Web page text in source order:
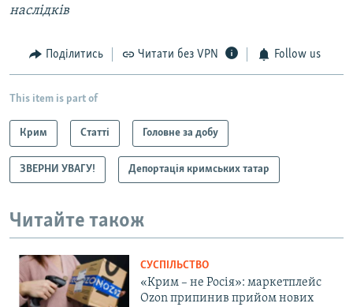
наслідків
Поділитись Читати без VPN Follow us
This item is part of
Крим Статті Головне за добу
ЗВЕРНИ УВАГУ! Депортація кримських татар
Читайте також
СУСПІЛЬСТВО
«Крим – не Росія»: маркетплейс
Ozon припинив прийом нових